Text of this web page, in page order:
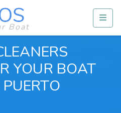
Boat
YOUR BOAT